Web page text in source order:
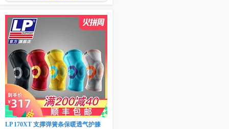
LP 170XT 支撑弹簧条保暖透气护膝